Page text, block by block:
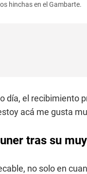
hinchas en el Gambarte.
día, el recibimiento
acá me gusta
tras su
no solo en